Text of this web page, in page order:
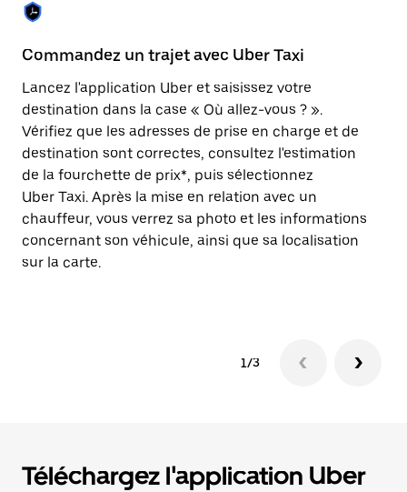
pour
fermer
calendrier.
Commandez un trajet avec Uber Taxi
Lancez l'application Uber et saisissez votre
destination dans la case « Où allez-vous ? ».
Vérifiez que les adresses de prise en charge et de
destination sont correctes, consultez l'estimation
de la fourchette de prix*, puis sélectionnez
Uber Taxi. Après la mise en relation avec un
chauffeur, vous verrez sa photo et les informations
concernant son véhicule, ainsi que sa localisation
sur la carte.
1/3
Téléchargez l'application Uber